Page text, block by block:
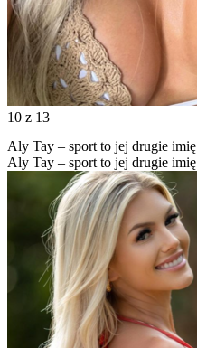
10 z 13
Aly Tay – sport to jej drugie imię
Aly Tay – sport to jej drugie imię